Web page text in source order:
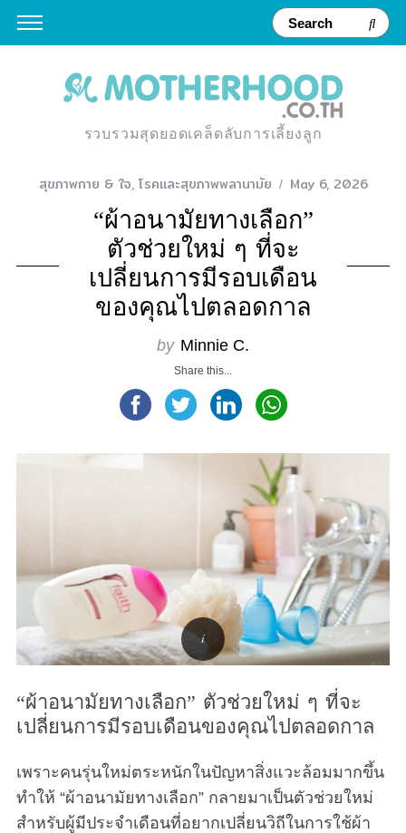
รวบรวมสุดยอดเคล็ดลับการเลี้ยงลูก
สุขภาพกาย & ใจ, โรคและสุขภาพพลานามัย May 6, 2026
“ผ้าอนามัยทางเลือก”
ตัวช่วยใหม่ ๆ ที่จะ
เปลี่ยนการมีรอบเดือน
ของคุณไปตลอดกาล
by Minnie C.
Share this...
“ผ้าอนามัยทางเลือก” ตัวช่วยใหม่ ๆ ที่จะ
เปลี่ยนการมีรอบเดือนของคุณไปตลอดกาล
เพราะคนรุ่นใหม่ตระหนักในปัญหาสิ่งแวะล้อมมากขึ้น
ทำให้ “ผ้าอนามัยทางเลือก” กลายมาเป็นตัวช่วยใหม่
สำหรับผู้มีประจำเดือนที่อยากเปลี่ยนวิถีในการใช้ผ้า